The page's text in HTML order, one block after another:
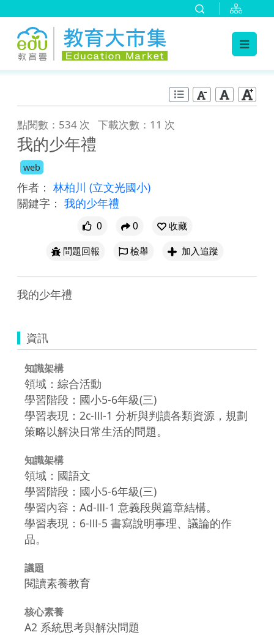
點閱數：534 次 下載次數：11 次
我的少年禮
web
作者： 林柏川 (立文光國小)
關鍵字： 我的少年禮
0 0
收藏
問題回報
檢舉 加入追蹤
我的少年禮
資訊
知識架構
領域：綜合活動
學習階段：國小5-6年級(三)
學習表現：2c-Ⅲ-1 分析與判讀各類資源，規劃
策略以解決日常生活的問題。
知識架構
領域：國語文
學習階段：國小5-6年級(三)
學習內容：Ad-Ⅲ-1 意義段與篇章結構。
學習表現：6-Ⅲ-5 書寫說明事理、議論的作
品。
議題
閱讀素養教育
核心素養
A2 系統思考與解決問題